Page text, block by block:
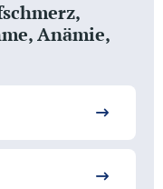
Anämie,